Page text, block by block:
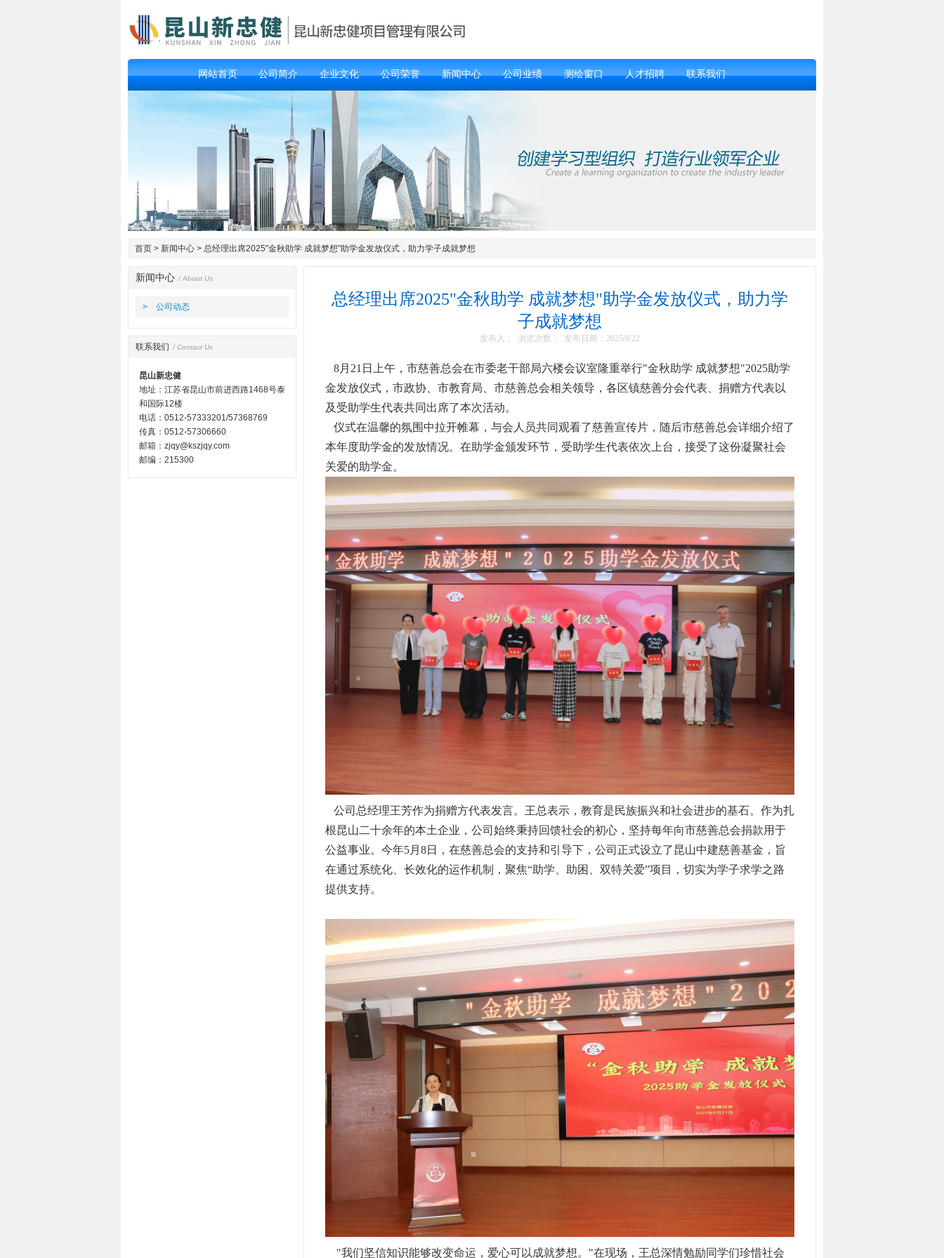
网站首页 公司简介 企业文化 公司荣誉 新闻中心 公司业绩 测绘窗口 人才招聘 联系我们
首页 > 新闻中心 > 总经理出席2025"金秋助学 成就梦想"助学金发放仪式，助力学子成就梦想
新闻中心 / About Us
> 公司动态
联系我们 / Contact Us
昆山新忠健
地址：江苏省昆山市前进西路1468号泰
和国际12楼
电话：0512-57333201/57368769
传真：0512-57306660
邮箱：zjqy@kszjqy.com
邮编：215300
总经理出席2025"金秋助学 成就梦想"助学金发放仪式，助力学
子成就梦想
发布人： 浏览次数： 发布日期：2025/8/22
8月21日上午，市慈善总会在市委老干部局六楼会议室隆重举行"金秋助学 成就梦想"2025助学
金发放仪式，市政协、市教育局、市慈善总会相关领导，各区镇慈善分会代表、捐赠方代表以
及受助学生代表共同出席了本次活动。
仪式在温馨的氛围中拉开帷幕，与会人员共同观看了慈善宣传片，随后市慈善总会详细介绍了
本年度助学金的发放情况。在助学金颁发环节，受助学生代表依次上台，接受了这份凝聚社会
关爱的助学金。
公司总经理王芳作为捐赠方代表发言。王总表示，教育是民族振兴和社会进步的基石。作为扎
根昆山二十余年的本土企业，公司始终秉持回馈社会的初心，坚持每年向市慈善总会捐款用于
公益事业。今年5月8日，在慈善总会的支持和引导下，公司正式设立了昆山中建慈善基金，旨
在通过系统化、长效化的运作机制，聚焦“助学、助困、双特关爱”项目，切实为学子求学之路
提供支持。
"我们坚信知识能够改变命运，爱心可以成就梦想。"在现场，王总深情勉励同学们珍惜社会